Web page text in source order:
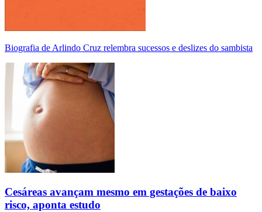
Biografia de Arlindo Cruz relembra sucessos e deslizes do sambista
Cesáreas avançam mesmo em gestações de baixo
risco, aponta estudo